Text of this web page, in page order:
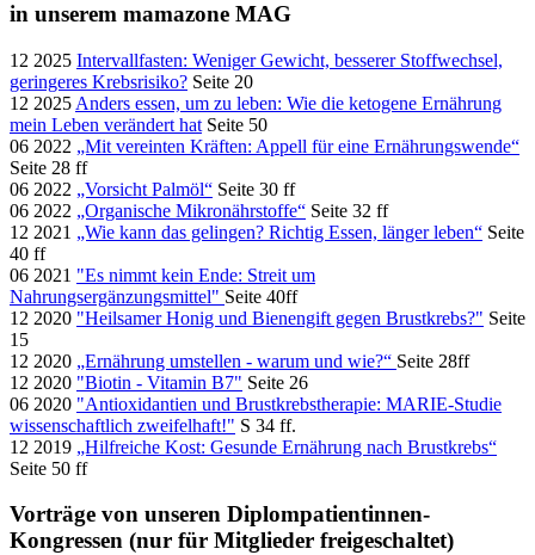
in unserem mamazone MAG
12 2025 Intervallfasten: Weniger Gewicht, besserer Stoffwechsel,
geringeres Krebsrisiko? Seite 20
12 2025 Anders essen, um zu leben: Wie die ketogene Ernährung
mein Leben verändert hat Seite 50
06 2022 „Mit vereinten Kräften: Appell für eine Ernährungswende“
Seite 28 ff
06 2022 „Vorsicht Palmöl“ Seite 30 ff
06 2022 „Organische Mikronährstoffe“ Seite 32 ff
12 2021 „Wie kann das gelingen? Richtig Essen, länger leben“ Seite
40 ff
06 2021 "Es nimmt kein Ende: Streit um
Nahrungsergänzungsmittel" Seite 40ff
12 2020 "Heilsamer Honig und Bienengift gegen Brustkrebs?" Seite
15
12 2020 „Ernährung umstellen - warum und wie?“ Seite 28ff
12 2020 "Biotin - Vitamin B7" Seite 26
06 2020 "Antioxidantien und Brustkrebstherapie: MARIE-Studie
wissenschaftlich zweifelhaft!" S 34 ff.
12 2019 „Hilfreiche Kost: Gesunde Ernährung nach Brustkrebs“
Seite 50 ff
Vorträge von unseren Diplompatientinnen-
Kongressen (nur für Mitglieder freigeschaltet)